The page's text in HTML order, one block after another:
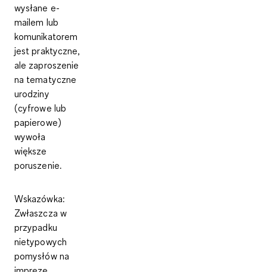
wysłane e-
mailem lub
komunikatorem
jest praktyczne,
ale zaproszenie
na tematyczne
urodziny
(cyfrowe lub
papierowe)
wywoła
większe
poruszenie.
Wskazówka:
Zwłaszcza w
przypadku
nietypowych
pomysłów na